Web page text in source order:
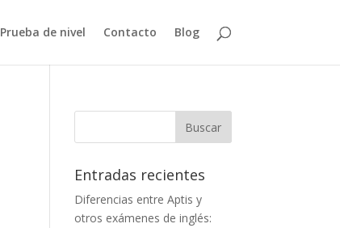
Prueba de nivel Contacto Blog
Entradas recientes
Diferencias entre Aptis y
otros exámenes de inglés: